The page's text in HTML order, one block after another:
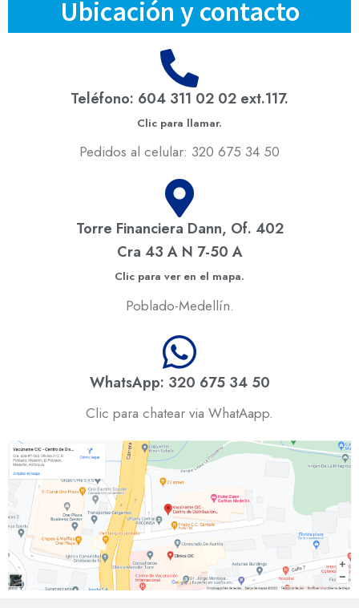
Ubicación y contacto
Teléfono: 604 311 02 02 ext.117.
Clic para llamar.
Pedidos al celular: 320 675 34 50
Torre Financiera Dann, Of. 402
Cra 43 A N 7-50 A
Clic para ver en el mapa.
Poblado-Medellín.
WhatsApp: 320 675 34 50
Clic para chatear via WhatAapp.